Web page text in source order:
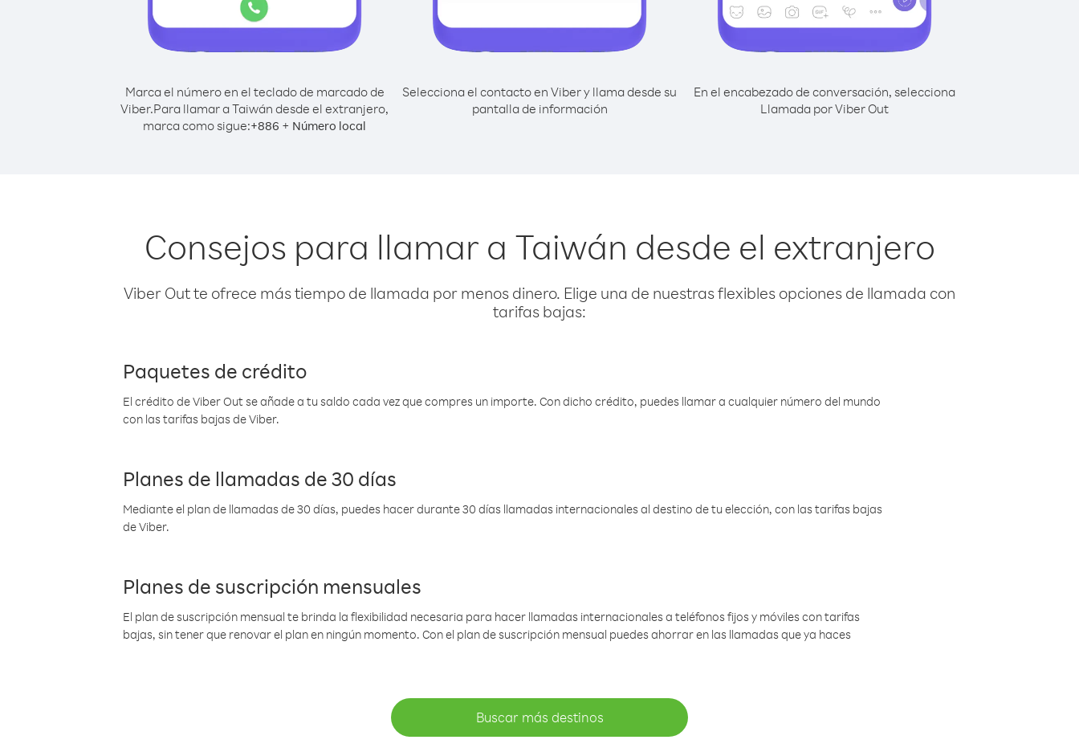
Marca el número en el teclado de marcado de
Viber.Para llamar a Taiwán desde el extranjero,
marca como sigue:+886 + Número local
Selecciona el contacto en Viber y llama desde su
pantalla de información
En el encabezado de conversación, selecciona
Llamada por Viber Out
Consejos para llamar a Taiwán desde el extranjero
Viber Out te ofrece más tiempo de llamada por menos dinero. Elige una de nuestras flexibles opciones de llamada con
tarifas bajas:
Paquetes de crédito
El crédito de Viber Out se añade a tu saldo cada vez que compres un importe. Con dicho crédito, puedes llamar a cualquier número del mundo
con las tarifas bajas de Viber.
Planes de llamadas de 30 días
Mediante el plan de llamadas de 30 días, puedes hacer durante 30 días llamadas internacionales al destino de tu elección, con las tarifas bajas
de Viber.
Planes de suscripción mensuales
El plan de suscripción mensual te brinda la flexibilidad necesaria para hacer llamadas internacionales a teléfonos fijos y móviles con tarifas
bajas, sin tener que renovar el plan en ningún momento. Con el plan de suscripción mensual puedes ahorrar en las llamadas que ya haces
Buscar más destinos